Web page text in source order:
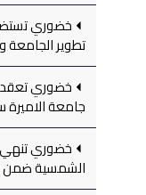
خضوري
تطوير الجامعة
خضوري تعقد
جامعة
خضوري
الشمسية